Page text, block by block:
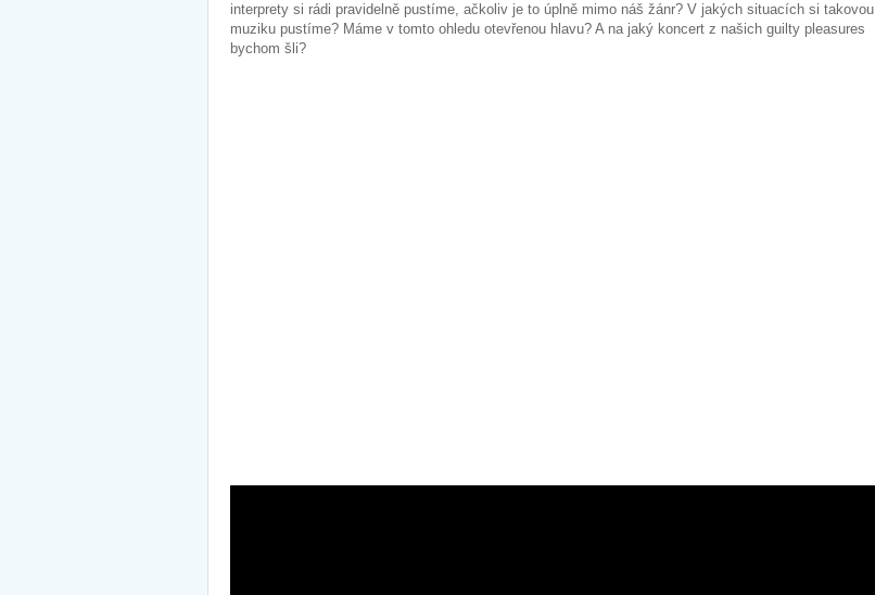
interprety si rádi pravidelně pustíme, ačkoliv je to úplně mimo náš žánr? V jakých situacích si takovou
muziku pustíme? Máme v tomto ohledu otevřenou hlavu? A na jaký koncert z našich guilty pleasures
bychom šli?